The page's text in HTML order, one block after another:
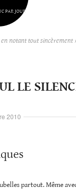
PAR JOUR
notant tout sincèrement
LE
partout. Même
2010